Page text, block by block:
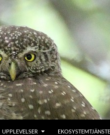
UPPLEVELSER